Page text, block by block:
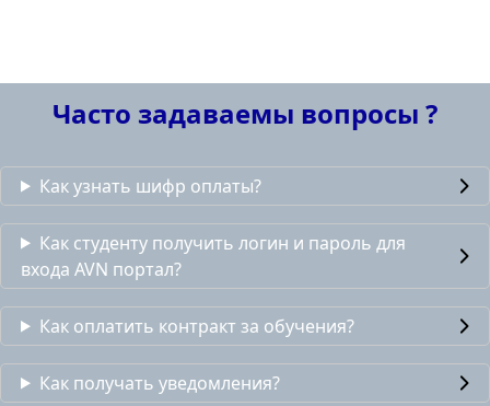
Часто задаваемы вопросы ?
Как узнать шифр оплаты?
Как студенту получить логин и пароль для
входа AVN портал?
Как оплатить контракт за обучения?
Как получать уведомления?